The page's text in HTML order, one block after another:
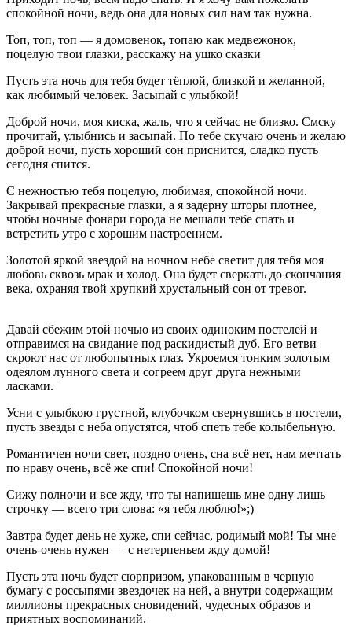
спокойной ночи, ведь она для новых сил нам так нужна.
Топ, топ, топ — я домовенок, топаю как медвежонок,
поцелую твои глазки, расскажу на ушко сказки
Пусть эта ночь для тебя будет тёплой, близкой и желанной,
как любимый человек. Засыпай с улыбкой!
Доброй ночи, моя киска, жаль, что я сейчас не близко. Смску
прочитай, улыбнись и засыпай. По тебе скучаю очень и желаю
доброй ночи, пусть хороший сон приснится, сладко пусть
сегодня спится.
С нежностью тебя поцелую, любимая, спокойной ночи.
Закрывай прекрасные глазки, а я задерну шторы плотнее,
чтобы ночные фонари города не мешали тебе спать и
встретить утро с хорошим настроением.
Золотой яркой звездой на ночном небе светит для тебя моя
любовь сквозь мрак и холод. Она будет сверкать до скончания
века, охраняя твой хрупкий хрустальный сон от тревог.
Давай сбежим этой ночью из своих одиноким постелей и
отправимся на свидание под раскидистый дуб. Его ветви
скроют нас от любопытных глаз. Укроемся тонким золотым
одеялом лунного света и согреем друг друга нежными
ласками.
Усни с улыбкою грустной, клубочком свернувшись в постели,
пусть звезды с неба опустятся, чтоб спеть тебе колыбельную.
Романтичен ночи свет, поздно очень, сна всё нет, нам мечтать
по нраву очень, всё же спи! Спокойной ночи!
Сижу полночи и все жду, что ты напишешь мне одну лишь
строчку — всего три слова: «я тебя люблю!»;)
Завтра будет день не хуже, спи сейчас, родимый мой! Ты мне
очень-очень нужен — с нетерпеньем жду домой!
Пусть эта ночь будет сюрпризом, упакованным в черную
бумагу с россыпями звездочек на ней, а внутри содержащим
миллионы прекрасных сновидений, чудесных образов и
приятных воспоминаний.